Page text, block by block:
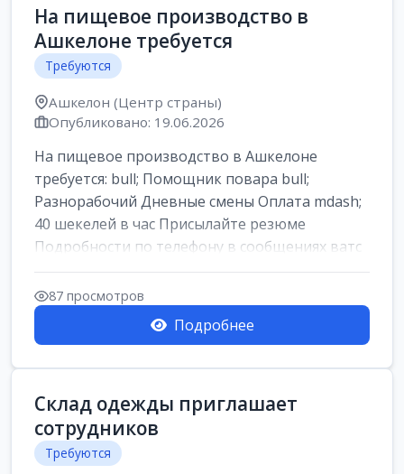
На пищевое производство в
Ашкелоне требуется
Требуются
Ашкелон (Центр страны)
Опубликовано: 19.06.2026
На пищевое производство в Ашкелоне
требуется: bull; Помощник повара bull;
Разнорабочий Дневные смены Оплата mdash;
40 шекелей в час Присылайте резюме
Подробности по телефону в сообщениях ватс
ап
87 просмотров
Подробнее
Склад одежды приглашает
сотрудников
Требуются